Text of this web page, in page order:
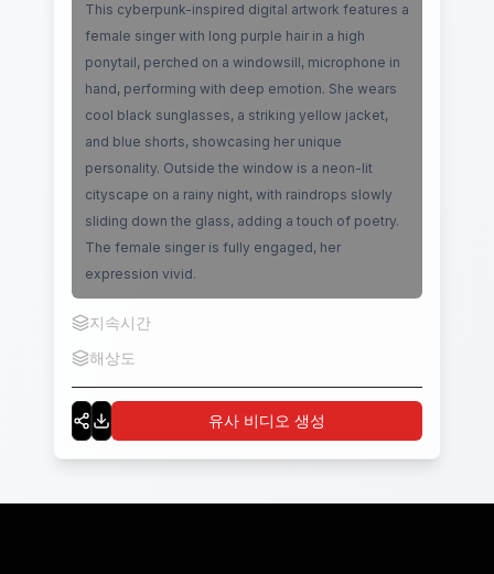
This cyberpunk-inspired digital artwork features a
female singer with long purple hair in a high
ponytail, perched on a windowsill, microphone in
hand, performing with deep emotion. She wears
cool black sunglasses, a striking yellow jacket,
and blue shorts, showcasing her unique
personality. Outside the window is a neon-lit
cityscape on a rainy night, with raindrops slowly
sliding down the glass, adding a touch of poetry.
The female singer is fully engaged, her
expression vivid.
지속시간
해상도
유사 비디오 생성